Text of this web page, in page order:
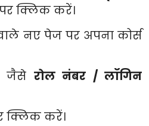
क्लिक करें।
नए पेज पर अपना कोर्स
जैसे रोल नंबर / लॉगिन
क्लिक करें।